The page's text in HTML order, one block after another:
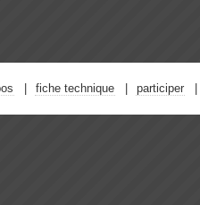
fiche technique participer